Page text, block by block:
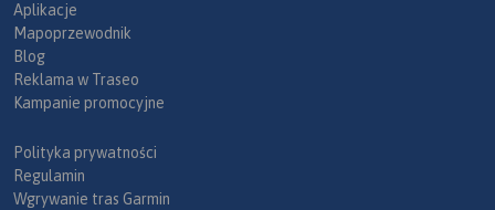
Aplikacje
Mapoprzewodnik
Blog
Reklama w Traseo
Kampanie promocyjne
Polityka prywatności
Regulamin
Wgrywanie tras Garmin